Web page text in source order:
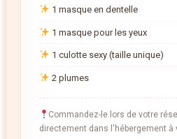
1 masque en dentelle
1 masque pour les yeux
1 culotte sexy (taille unique)
2 plumes
Commandez-le lors de votre
directement dans l'hébergement à